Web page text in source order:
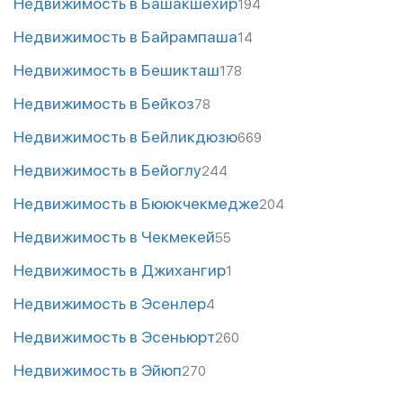
194
Недвижимость в Байрампаша14
Недвижимость в Бешикташ178
Недвижимость в Бейкоз78
Недвижимость в Бейликдюзю669
Недвижимость в Бейоглу244
Недвижимость в Бююкчекмедже204
Недвижимость в Чекмекей55
Недвижимость в Джихангир1
Недвижимость в Эсенлер4
Недвижимость в Эсеньюрт260
Недвижимость в Эйюп270